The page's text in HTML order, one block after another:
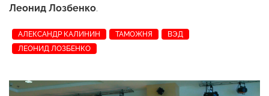
Леонид Лозбенко.
АЛЕКСАНДР КАЛИНИН ТАМОЖНЯ
ВЭД
ЛЕОНИД ЛОЗБЕНКО